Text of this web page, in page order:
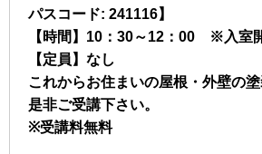
パスコード: 241116】
【時間】10：30～12：00 ※入室
【定員】なし
これからお住まいの屋根・外壁の
是非ご受講下さい。
※受講料無料